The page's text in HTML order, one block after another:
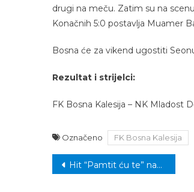
drugi na meču. Zatim su na
Konačnih 5:0 postavlja Muamer
Bosna će za vikend ugostiti
Rezultat i strijelci:
FK Bosna Kalesija – NK Mladost
Označeno FK Bosna Kalesija
Navigacija
Hit “Pamtit ću te” napisao je sportski novinar: Halid Bešlić otkrio kako je pjesmu uvrstio na svoj album